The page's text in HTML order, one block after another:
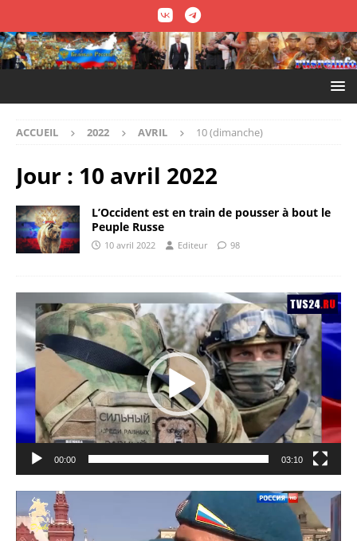
ACCUEIL 2022 AVRIL 10 (dimanche)
Jour : 10 avril 2022
L’Occident est en train de pousser à bout le
Peuple Russe
10 avril 2022 Editeur 98
Lecteur
vidéo
00:00 03:10
Lecteur
vidéo